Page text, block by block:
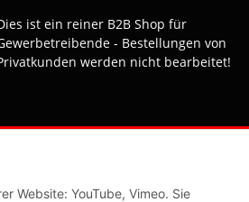
Website: YouTube, Vimeo. Sie
ist ein reiner B2B Shop für
- Bestellungen von
werden nicht bearbeitet!